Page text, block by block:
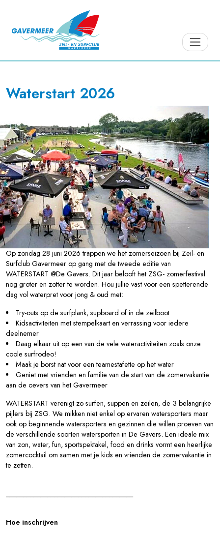
Waterstart 2026
Op zondag 28 juni 2026 trappen we het zomerseizoen bij Zeil- en
Surfclub Gavermeer op gang met de tweede editie van
WATERSTART @De Gavers. Dit jaar belooft het ZSG- zomerfestival
nog groter en zotter te worden. Hou jullie vast voor een spetterende
dag vol waterpret voor jong & oud met:
Try-outs op de surfplank, supboard of in de zeilboot
Kidsactiviteiten met stempelkaart en verrassing voor iedere
deelnemer
Daag elkaar uit op een van de vele wateractiviteiten zoals onze
coole surfrodeo!
Maak je borst nat voor een teamestafette op het water
Geniet met vrienden en familie van de start van de zomervakantie
aan de oevers van het Gavermeer
WATERSTART verenigt zo surfen, suppen en zeilen, de 3 belangrijke
pijlers bij ZSG. We mikken niet enkel op ervaren watersporters maar
ook op beginnende watersporters en gezinnen die willen proeven van
de verschillende soorten watersporten in De Gavers. Een ideale mix
van zon, water, fun, sportspektakel, food en drinks vormt een heerlijke
zomercocktail om samen met je kids en vrienden de zomervakantie in
te zetten.
Hoe inschrijven